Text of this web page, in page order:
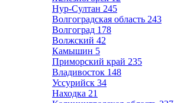
Нур-Султан 245
Волгоградская область 243
Волгоград 178
Волжский 42
Камышин 5
Приморский край 235
Владивосток 148
Уссурийск 34
Находка 21